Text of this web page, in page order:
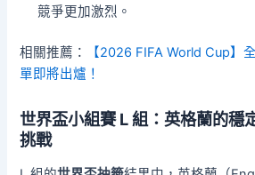
競爭更加激烈。
相關推薦：
【2026 FIFA World Cup】
單即將出爐！
世界盃小組賽 L 組：英格蘭的穩
挑戰